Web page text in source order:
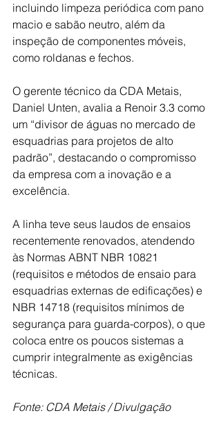
incluindo limpeza periódica com pano
macio e sabão neutro, além da
inspeção de componentes móveis,
como roldanas e fechos.
O gerente técnico da CDA Metais,
Daniel Unten, avalia a Renoir 3.3 como
um “divisor de águas no mercado de
esquadrias para projetos de alto
padrão”, destacando o compromisso
da empresa com a inovação e a
excelência.
A linha teve seus laudos de ensaios
recentemente renovados, atendendo
às Normas ABNT NBR 10821
(requisitos e métodos de ensaio para
esquadrias externas de edificações) e
NBR 14718 (requisitos mínimos de
segurança para guarda-corpos), o que
coloca entre os poucos sistemas a
cumprir integralmente as exigências
técnicas.
Fonte: CDA Metais / Divulgação